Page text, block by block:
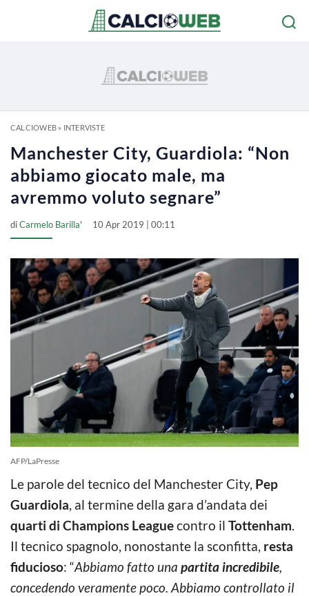
CALCIOWEB» INTERVISTE
Manchester City, Guardiola: “Non
abbiamo giocato male, ma
avremmo voluto segnare”
diCarmelo Barilla' 10 Apr 2019 | 00:11
AFP/LaPresse
Le parole del tecnico del Manchester City, Pep
Guardiola, al termine della gara d’andata dei
quarti di Champions Leaguecontro il Tottenham.
Il tecnico spagnolo, nonostante la sconfitta, resta
fiducioso: “Abbiamo fatto una partita incredibile,
concedendo veramente poco. Abbiamo controllato il